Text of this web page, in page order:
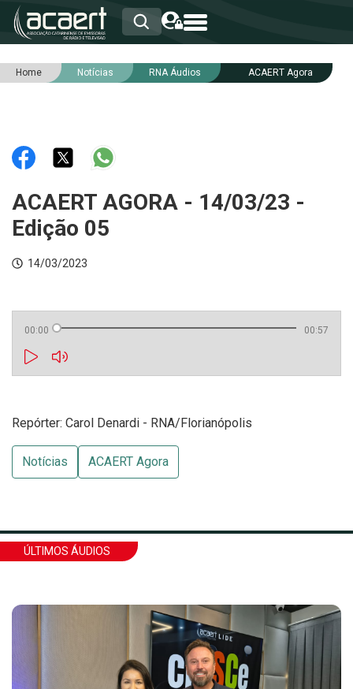
HOME
RNA
NOTÍCIAS
INTEGRIDADE
Home Notícias RNA Áudios ACAERT Agora
ACAERT AGORA - 14/03/23 -
Edição 05
14/03/2023
00:00 00:57
Repórter: Carol Denardi - RNA/Florianópolis
Notícias ACAERT Agora
ÚLTIMOS ÁUDIOS